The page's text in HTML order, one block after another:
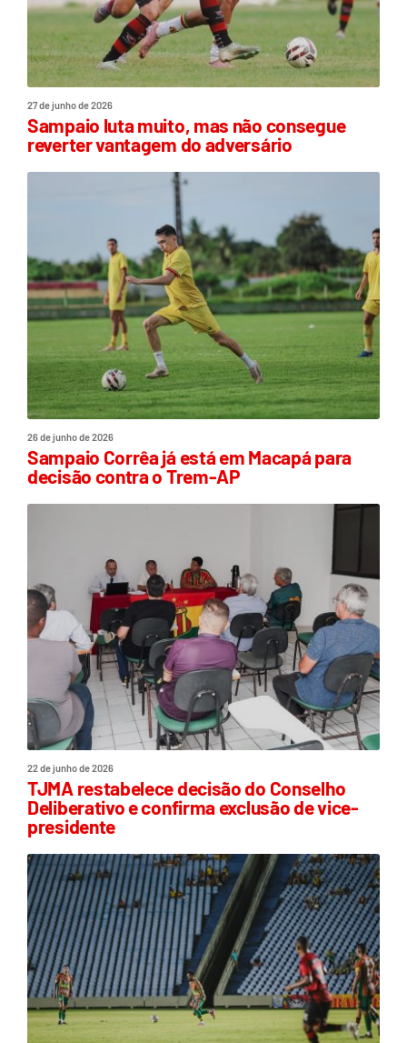
27 de junho de 2026
Sampaio luta muito, mas não consegue
reverter vantagem do adversário
26 de junho de 2026
Sampaio Corrêa já está em Macapá para
decisão contra o Trem-AP
22 de junho de 2026
TJMA restabelece decisão do Conselho
Deliberativo e confirma exclusão de vice-
presidente